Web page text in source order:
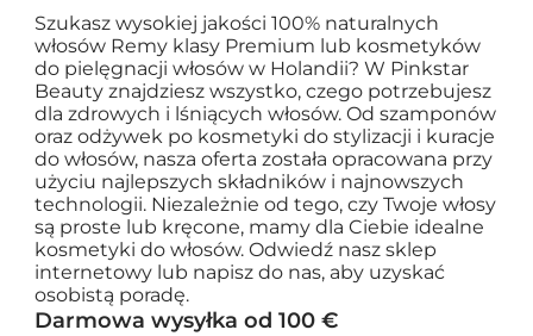
Szukasz wysokiej jakości 100% naturalnych
włosów Remy klasy Premium lub kosmetyków
do pielęgnacji włosów w Holandii? W Pinkstar
Beauty znajdziesz wszystko, czego potrzebujesz
dla zdrowych i lśniących włosów. Od szamponów
oraz odżywek po kosmetyki do stylizacji i kuracje
do włosów, nasza oferta została opracowana przy
użyciu najlepszych składników i najnowszych
technologii. Niezależnie od tego, czy Twoje włosy
są proste lub kręcone, mamy dla Ciebie idealne
kosmetyki do włosów. Odwiedź nasz sklep
internetowy lub napisz do nas, aby uzyskać
osobistą poradę.
Darmowa wysyłka od 100 €